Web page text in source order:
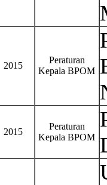
2015
Peraturan
Kepala BPOM
2015
Peraturan
Kepala BPOM